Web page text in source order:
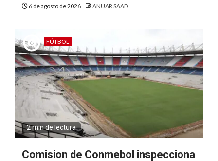
6 de agosto de 2026 ANUAR SAAD
FÚTBOL
2 min de lectura
Comision de Conmebol inspecciona